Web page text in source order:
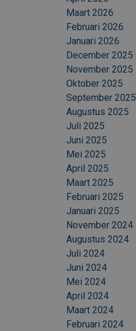
Maart 2026
Februari 2026
Januari 2026
December 2025
November 2025
Oktober 2025
September 2025
Augustus 2025
Juli 2025
Juni 2025
Mei 2025
April 2025
Maart 2025
Februari 2025
Januari 2025
November 2024
Augustus 2024
Juli 2024
Juni 2024
Mei 2024
April 2024
Maart 2024
Februari 2024